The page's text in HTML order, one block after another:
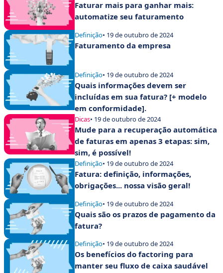
Faturar mais para ganhar mais:
automatize seu faturamento
Definição• 19 de outubro de 2024
Faturamento da empresa
Definição• 19 de outubro de 2024
Quais informações devem ser
incluídas em sua fatura? [+ modelo
em conformidade].
Dicas• 19 de outubro de 2024
Mude para a recuperação automática
de faturas em apenas 3 etapas: sim,
sim, é possível!
Definição• 19 de outubro de 2024
Fatura: definição, informações,
obrigações... nossa visão geral!
Definição• 19 de outubro de 2024
Quais são os prazos de pagamento da
fatura?
Definição• 19 de outubro de 2024
Os benefícios do factoring para
manter seu fluxo de caixa saudável